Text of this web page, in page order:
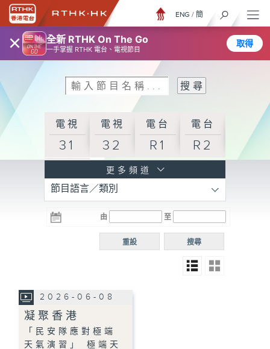
× 全新 RTHK On The Go
一手掌握 RTHK 電台、電視節目
取得
ENG / 簡
電視
31
電視
32
電台
R1
電台
R2
R3
電台 電台
R5
電台
普通
更多頻道
節目語言／類別
由 至
搜尋
重設
2026-06-08
凝聚香港
「民安隊應對極端
天氣演習」 極端天